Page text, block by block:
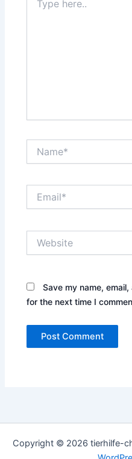
here..
Save my name,
for the next time I
Copyright © 2026 tierhilfe-